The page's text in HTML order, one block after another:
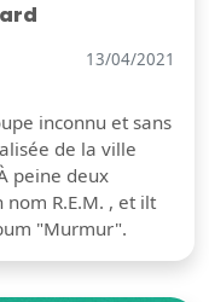
13/04/2021
inconnu et sans
de la ville
peine deux
R.E.M. , et ilt
"Murmur".